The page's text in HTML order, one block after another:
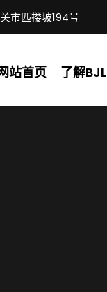
市匹搂坡194号
站首页 了解BJL